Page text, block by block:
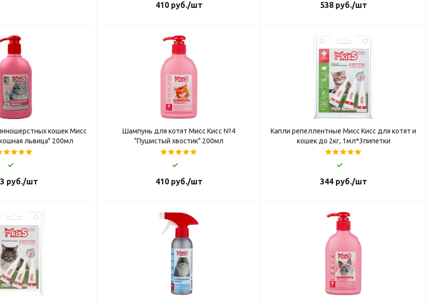
410руб./шт 538руб./шт
кошек Мисс
львица" 200мл
руб./шт
Шампунь для котят Мисс Кисс №4
"Пушистый хвостик" 200мл
410руб./шт
Капли репеллентные Мисс Кисс для котят и
кошек до 2кг, 1мл*3пипетки
344руб./шт